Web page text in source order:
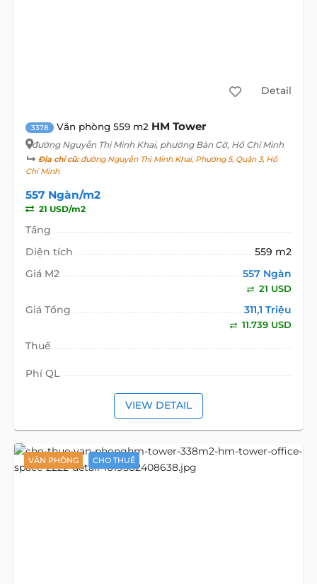
Detail
3378 Văn phòng 559 m2 HM Tower
đường Nguyễn Thị Minh Khai, phường Bàn Cờ, Hồ Chí Minh
Địa chỉ cũ:đường Nguyễn Thị Minh Khai, Phường 5, Quận 3, Hồ
Chí Minh
557 Ngàn/m2
21 USD/m2
Tầng
Diện tích
559 m2
Giá M2
557 Ngàn
21 USD
Giá Tổng 311,1 Triệu
11.739 USD
Thuế
Phí QL
VIEW DETAIL
VĂN PHÒNG CHO THUÊ